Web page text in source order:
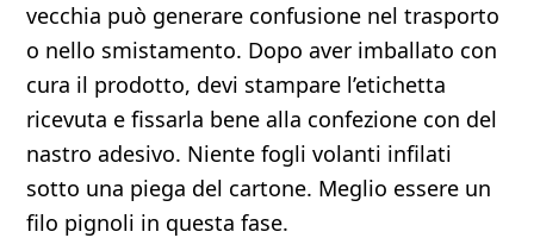
vecchia può generare confusione nel trasporto
o nello smistamento. Dopo aver imballato con
cura il prodotto, devi stampare l’etichetta
ricevuta e fissarla bene alla confezione con del
nastro adesivo. Niente fogli volanti infilati
sotto una piega del cartone. Meglio essere un
filo pignoli in questa fase.